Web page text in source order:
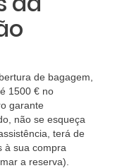
de bagagem,
1500 € no
garante
não se esqueça
terá de
à sua compra
a reserva).